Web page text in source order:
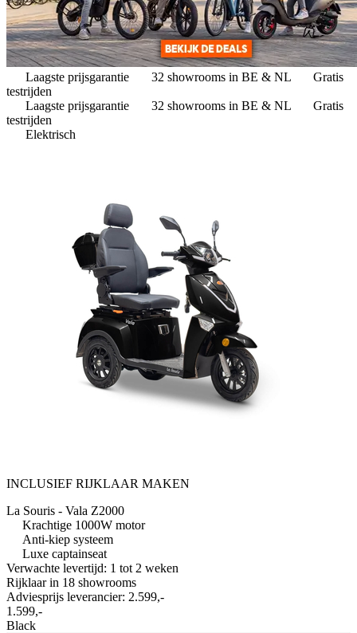
Laagste prijsgarantie 32 showrooms in BE & NL
Gratis
testrijden
Laagste prijsgarantie
32 showrooms in BE & NL
Gratis
testrijden
Elektrisch
INCLUSIEF RIJKLAAR MAKEN
La Souris - Vala Z2000
Krachtige 1000W motor
Anti-kiep systeem
Luxe captainseat
Verwachte levertijd: 1 tot 2 weken
Rijklaar in 18 showrooms
Adviesprijs leverancier: 2.599,-
1.599,-
Black